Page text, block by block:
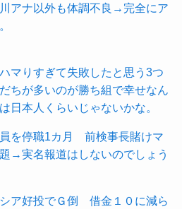
アナ以外も体調不良→完全にア
マりすぎて失敗したと思う3つ
ちが多いのが勝ち組で幸せなん
日本人くらいじゃないかな。
を停職1カ月 前検事長賭けマ
→実名報道はしないのでしょう
ア好投でＧ倒 借金１０に減ら